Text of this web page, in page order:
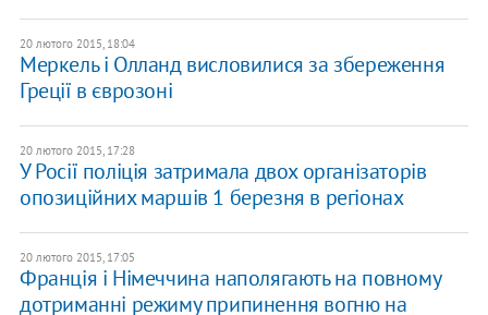
20 лютого 2015, 18:04
Меркель і Олланд висловилися за збереження
Греції в єврозоні
20 лютого 2015, 17:28
У Росії поліція затримала двох організаторів
опозиційних маршів 1 березня в регіонах
20 лютого 2015, 17:05
Франція і Німеччина наполягають на повному
дотриманні режиму припинення вогню на